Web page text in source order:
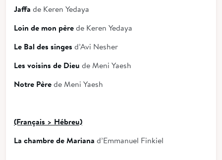
Jaffa de Keren Yedaya
Loin de mon pèrede Keren Yedaya
Le Bal des singes d’Avi Nesher
Les voisins de Dieu de Meni Yaesh
Notre Pèrede Meni Yaesh
(Français > Hébreu)
La chambre de Mariana d’Emmanuel Finkiel